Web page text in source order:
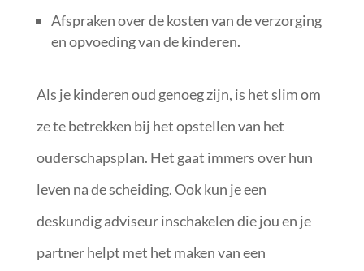
Afspraken over de kosten van de verzorging
en opvoeding van de kinderen.
Als je kinderen oud genoeg zijn, is het slim om
ze te betrekken bij het opstellen van het
ouderschapsplan. Het gaat immers over hun
leven na de scheiding. Ook kun je een
deskundig adviseur inschakelen die jou en je
partner helpt met het maken van een